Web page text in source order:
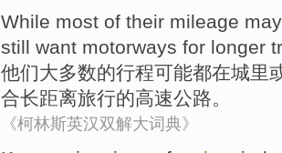
While most of their mileage
still want motorways for longer
他们大多数的行程可能都在城里
合长距离旅行的高速公路。
《柯林斯英汉双解大词典》